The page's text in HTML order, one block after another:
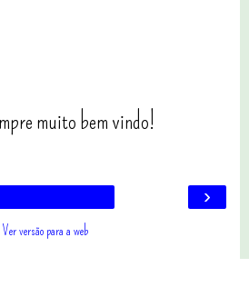
muito bem vindo!
›
Ver versão para a web